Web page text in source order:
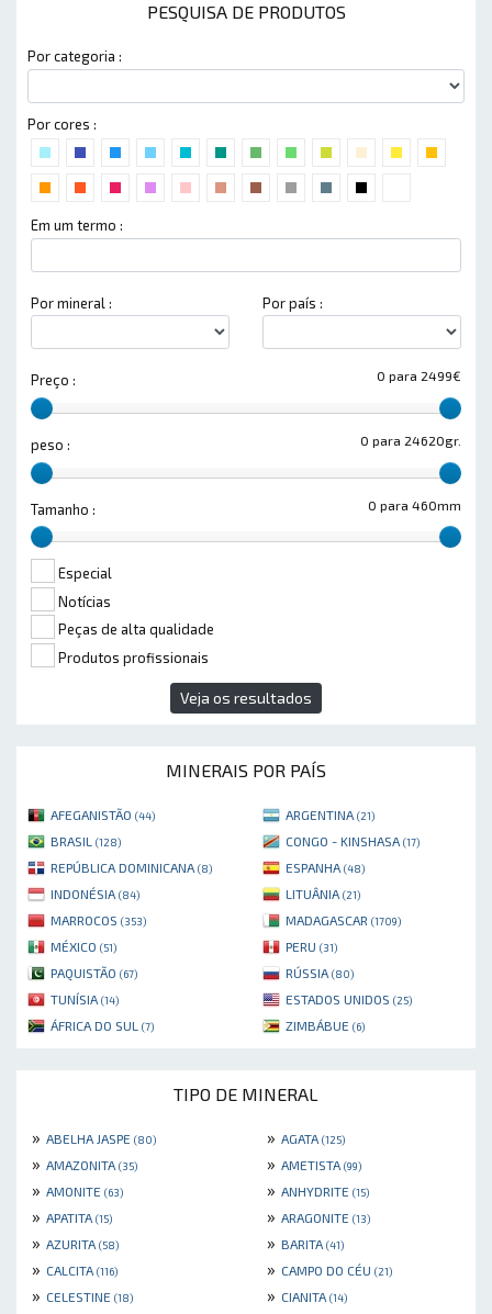
PESQUISA DE PRODUTOS
Por categoria :
Por cores :
Em um termo :
Por mineral : Por país :
0 para 2499€
Preço :
0 para 24620gr.
peso :
0 para 460mm
Tamanho :
Especial
Notícias
Peças de alta qualidade
Produtos profissionais
Veja os resultados
MINERAIS POR PAÍS
AFEGANISTÃO (44) ARGENTINA (21)
BRASIL (128) CONGO - KINSHASA (17)
REPÚBLICA DOMINICANA (8) ESPANHA (48)
INDONÉSIA (84) LITUÂNIA (21)
MARROCOS (353) MADAGASCAR (1709)
MÉXICO (51) PERU (31)
PAQUISTÃO (67) RÚSSIA (80)
TUNÍSIA (14) ESTADOS UNIDOS (25)
ÁFRICA DO SUL (7) ZIMBÁBUE (6)
TIPO DE MINERAL
» ABELHA JASPE (80) » AGATA (125)
» AMAZONITA (35) » AMETISTA (99)
» AMONITE (63) » ANHYDRITE (15)
» APATITA (15) » ARAGONITE (13)
» AZURITA (58) » BARITA (41)
» CALCITA (116) » CAMPO DO CÉU (21)
» CELESTINE (18) » CIANITA (14)